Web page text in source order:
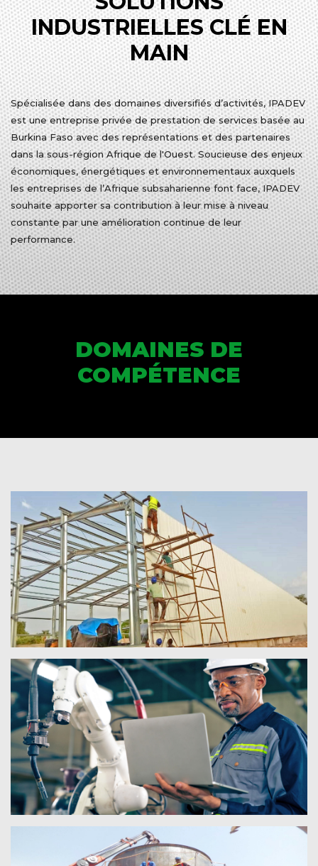
INDUSTRIELLES CLÉ EN
MAIN
Spécialisée dans des domaines diversifiés d’activités, IPADEV
est une entreprise privée de prestation de services basée au
Burkina Faso avec des représentations et des partenaires
dans la sous-région Afrique de l'Ouest. Soucieuse des enjeux
économiques, énergétiques et environnementaux auxquels
les entreprises de l’Afrique subsaharienne font face, IPADEV
souhaite apporter sa contribution à leur mise à niveau
constante par une amélioration continue de leur
performance.
DOMAINES DE
COMPÉTENCE